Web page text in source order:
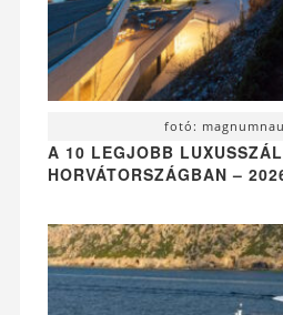
fotó:
A 10 LEGJOBB
HORVÁTORSZÁGBAN –